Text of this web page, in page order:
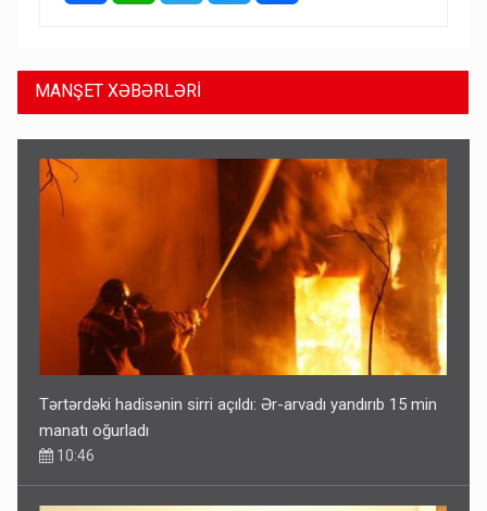
MANŞET XƏBƏRLƏRİ
Tərtərdəki hadisənin sirri açıldı: Ər-arvadı yandırıb 15 min
manatı oğurladı
10:46